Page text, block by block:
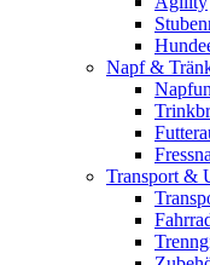
Napf &
Transport &